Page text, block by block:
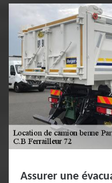
Assurer une